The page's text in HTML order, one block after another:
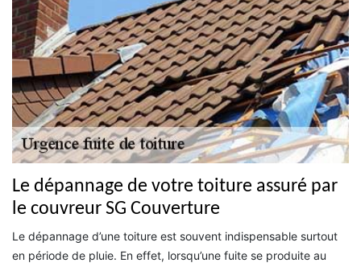
Le dépannage de votre toiture assuré par
le couvreur SG Couverture
Le dépannage d’une toiture est souvent indispensable surtout
en période de pluie. En effet, lorsqu’une fuite se produite au